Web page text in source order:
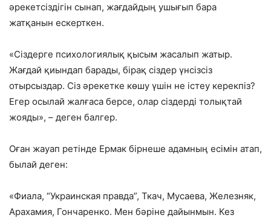
әрекетсіздігін сынап, жағдайдың ушығып бара
жатқанын ескерткен.
«Сіздерге психологиялық қысым жасалып жатыр.
Жағдай қиындап барады, бірақ сіздер үнсізсіз
отырсыздар. Сіз әрекетке көшу үшін не істеу керекпіз?
Егер осылай жалғаса берсе, олар сіздерді толықтай
жояды», – деген балгер.
Оған жауап ретінде Ермак бірнеше адамның есімін атап,
былай деген:
«Фиала, “Украинская правда”, Ткач, Мусаева, Железняк,
Арахамия, Гончаренко. Мен бәріне дайынмын. Кез